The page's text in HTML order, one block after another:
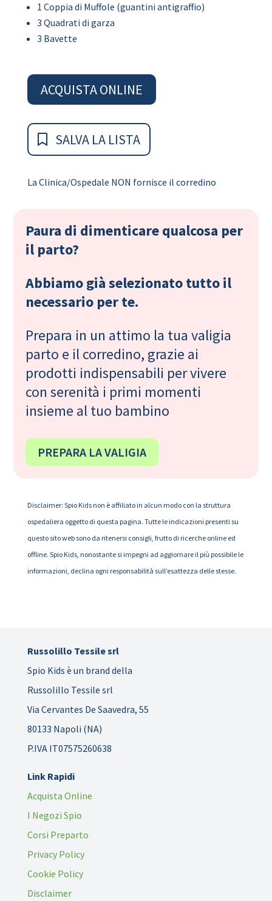
1 Coppia di Muffole (guantini antigraffio)
3 Quadrati di garza
3 Bavette
ACQUISTA ONLINE
SALVA LA LISTA
La Clinica/Ospedale NON fornisce il corredino
Paura di dimenticare qualcosa per
il parto?
Abbiamo già selezionato tutto il
necessario per te.
Prepara in un attimo la tua valigia
parto e il corredino, grazie ai
prodotti indispensabili per vivere
con serenità i primi momenti
insieme al tuo bambino
PREPARA LA VALIGIA
Disclaimer: Spio Kids non è affiliato in alcun modo con la struttura
ospedaliera oggetto di questa pagina. Tutte le indicazioni presenti su
questo sito web sono da ritenersi consigli, frutto di ricerche online ed
offline. Spio Kids, nonostante si impegni ad aggiornare il più possibile le
informazioni, declina ogni responsabilità sull’esattezza delle stesse.
Russolillo Tessile srl
Spio Kids è un brand della
Russolillo Tessile srl
Via Cervantes De Saavedra, 55
80133 Napoli (NA)
P.IVA IT07575260638
Link Rapidi
Acquista Online
I Negozi Spio
Corsi Preparto
Privacy Policy
Cookie Policy
Disclaimer